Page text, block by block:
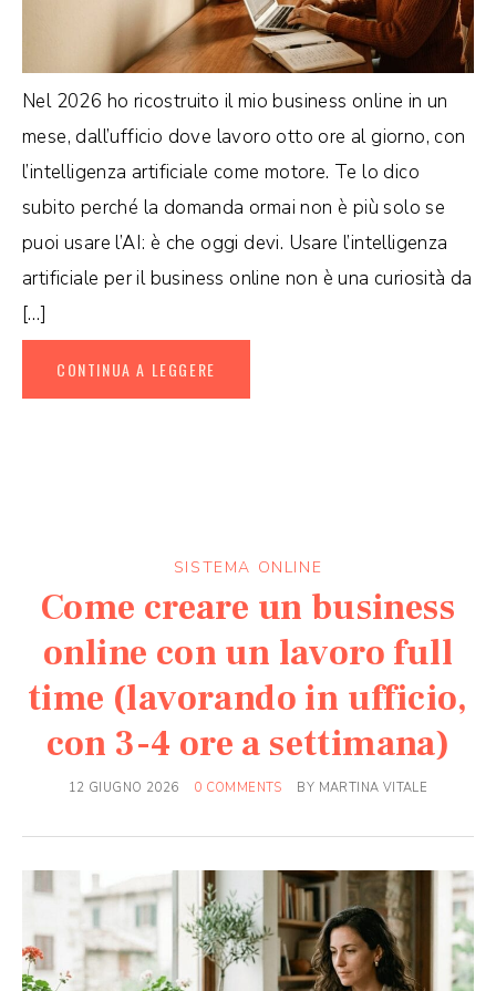
Nel 2026 ho ricostruito il mio business online in un
mese, dall’ufficio dove lavoro otto ore al giorno, con
l’intelligenza artificiale come motore. Te lo dico
subito perché la domanda ormai non è più solo se
puoi usare l’AI: è che oggi devi. Usare l’intelligenza
artificiale per il business online non è una curiosità da
[…]
CONTINUA A LEGGERE
SISTEMA ONLINE
Come creare un business
online con un lavoro full
time (lavorando in ufficio,
con 3-4 ore a settimana)
12 GIUGNO 2026 0 COMMENTS BY MARTINA VITALE